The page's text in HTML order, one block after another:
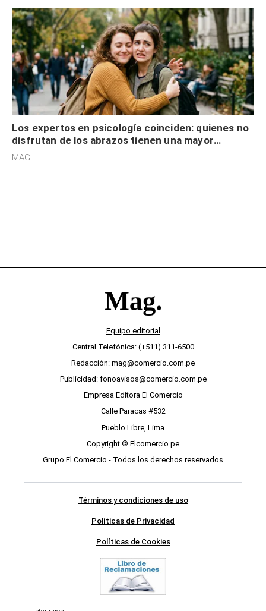
Los expertos en psicología coinciden: quienes no
disfrutan de los abrazos tienen una mayor
sensibilidad a los estímulos físicos y no es por
MAG.
Equipo editorial
Central Telefónica: (+511) 311-6500
Redacción: mag@comercio.com.pe
Publicidad: fonoavisos@comercio.com.pe
Empresa Editora El Comercio
Calle Paracas #532
Pueblo Libre, Lima
Copyright © Elcomercio.pe
Grupo El Comercio - Todos los derechos reservados
Términos y condiciones de uso
Políticas de Privacidad
Políticas de Cookies